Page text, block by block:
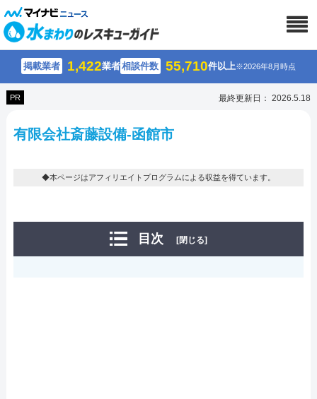
掲載業者 1,422業者相談件数 55,710件以上※2026年8月時点
PR 最終更新日： 2026.5.18
有限会社斎藤設備-函館市
◆本ページはアフィリエイトプログラムによる収益を得ています。
目次 [閉じる]